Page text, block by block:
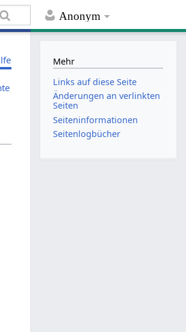
Anonym
Mehr
Links auf diese Seite
Änderungen an verlinkten
Seiten
Seiten­informationen
Seitenlogbücher